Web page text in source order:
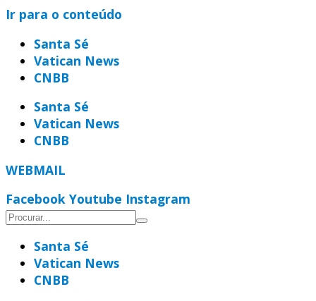
Ir para o conteúdo
Santa Sé
Vatican News
CNBB
Santa Sé
Vatican News
CNBB
WEBMAIL
Facebook Youtube Instagram
Santa Sé
Vatican News
CNBB